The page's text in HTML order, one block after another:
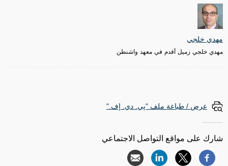
مهدي خلجي
مهدي خلجي زميل أقدم في معهد واشنطن
عرض / طباعة ملف "پي. دي. إف."
شارك على مواقع التواصل الاجتماعي